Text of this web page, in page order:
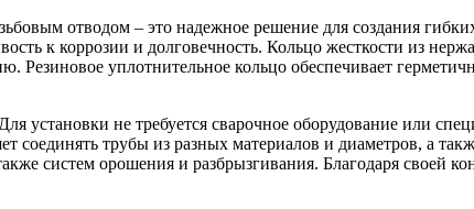
отводом – это надежное решение для создания
к коррозии и долговечность. Кольцо жесткости из
уплотнительное кольцо обеспечивает
установки не требуется сварочное оборудование или
трубы из разных материалов и диаметров, а
систем орошения и разбрызгивания. Благодаря своей